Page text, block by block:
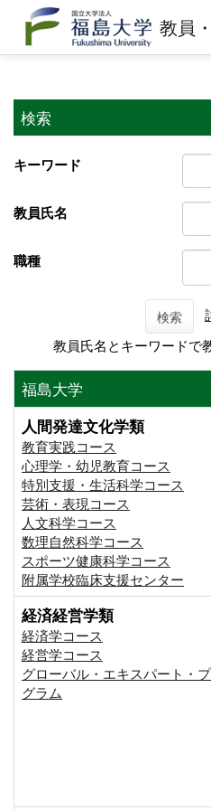
教員
検索
キーワード
教員氏名
職種
検索
教員氏名とキーワードで
福島大学
人間発達文化学類
教育実践コース
心理学・幼児教育コース
特別支援・生活科学コース
芸術・表現コース
人文科学コース
数理自然科学コース
スポーツ健康科学コース
附属学校臨床支援センター
経済経営学類
経済学コース
経営学コース
グローバル・エキスパート・
グラム